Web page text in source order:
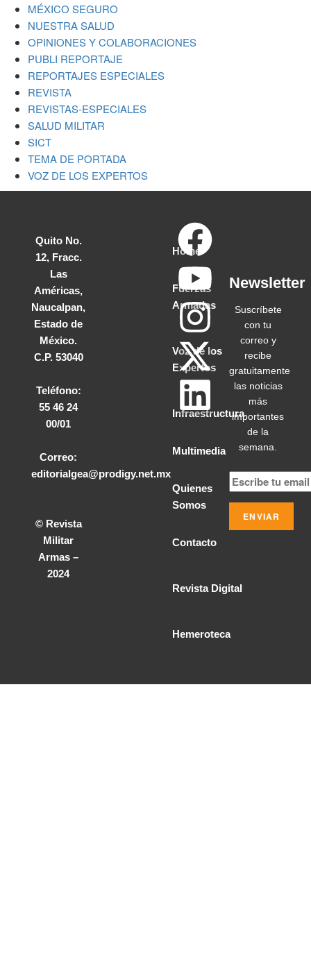
MÉXICO SEGURO
NUESTRA SALUD
OPINIONES Y COLABORACIONES
PUBLI REPORTAJE
REPORTAJES ESPECIALES
REVISTA
REVISTAS-ESPECIALES
SALUD MILITAR
SICT
TEMA DE PORTADA
VOZ DE LOS EXPERTOS
Quito No.
12, Fracc.
Las
Américas,
Naucalpan,
Estado de
México.
C.P. 53040
Teléfono:
55 46 24
00/01
Correo:
editorialgea@prodigy.net.mx
© Revista
Militar
Armas –
2024
Home
Fuerzas
Armadas
Voz de los
Expertos
Infraestructura
Multimedia
Quienes
Somos
Contacto
Revista Digital
Hemeroteca
Newsletter
Suscríbete
con tu
correo y
recibe
gratuitamente
las noticias
más
importantes
de la
semana.